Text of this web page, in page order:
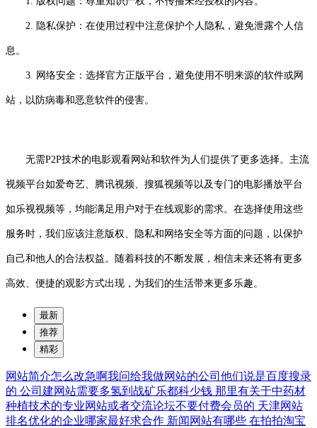
2. 隐私保护：在使用过程中注意保护个人隐私，避免泄露个人信
息。
3. 网络安全：选择官方正版平台，避免使用不明来源的软件或网
站，以防病毒和恶意软件的侵害。
无需P2P技术的电影观看网站和软件为人们提供了更多选择。主流
视频平台如爱奇艺、腾讯视频、搜狐视频等以及专门的电影播放平台
如乐视视频等，均能满足用户对于在线观影的需求。在选择使用这些
服务时，我们应该注意版权、隐私和网络安全等方面的问题，以保护
自己和他人的合法权益。随着科技的不断发展，相信未来还将有更多
高效、便捷的观影方式出现，为我们的生活带来更多乐趣。
最新
推荐
精彩
网站简介怎么改急啊我问给我做网站的公司他们说是百度搜录
的 公司建网站需要多氢到战矿乐都科少钱 那里有关于中药材
种植技术的专业网站或者交流论坛不要付费会员的 天津网站
排名优化的企业哪家最好求合作 新闻网站有哪些 在拍拍淘宝